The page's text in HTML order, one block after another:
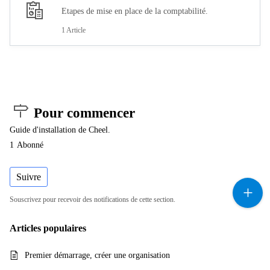
Etapes de mise en place de la comptabilité.
1 Article
Pour commencer
Guide d'installation de Cheel.
1 Abonné
Suivre
Souscrivez pour recevoir des notifications de cette section.
Articles populaires
Premier démarrage, créer une organisation